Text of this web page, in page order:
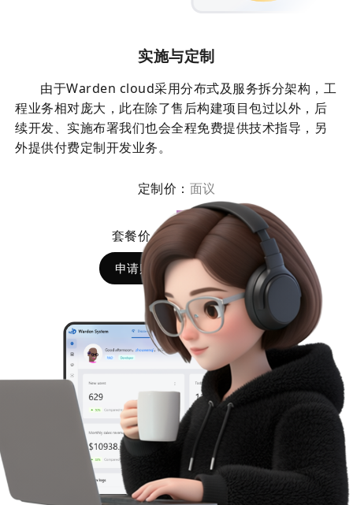
实施与定制
由于Warden cloud采用分布式及服务拆分架构，工
程业务相对庞大，此在除了售后构建项目包过以外，后
续开发、实施布署我们也会全程免费提供技术指导，另
外提供付费定制开发业务。
定制价： 面议
套餐价：￥ 7980
申请购买 文档